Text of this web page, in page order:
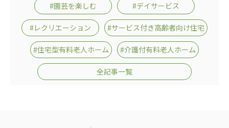
#園芸を楽しむ #デイサービス
#レクリエーション #サービス付き高齢者向け住宅
#住宅型有料老人ホーム #介護付有料老人ホーム
全記事一覧